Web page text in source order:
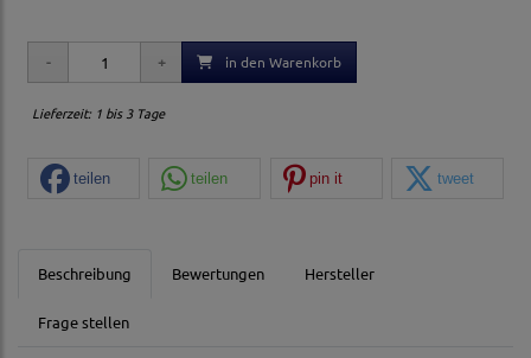
in den Warenkorb
Lieferzeit: 1 bis 3 Tage
teilen teilen pin it tweet
Beschreibung Bewertungen Hersteller
Frage stellen